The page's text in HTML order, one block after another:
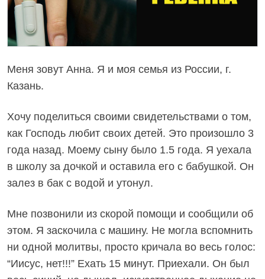
Меня зовут Анна. Я и моя семья из России, г.
Казань.
Хочу поделиться своими свидетельствами о том,
как Господь любит своих детей. Это произошло 3
года назад. Моему сыну было 1.5 года. Я уехала
в школу за дочкой и оставила его с бабушкой. Он
залез в бак с водой и утонул.
Мне позвонили из скорой помощи и сообщили об
этом. Я заскочила с машину. Не могла вспомнить
ни одной молитвы, просто кричала во весь голос:
“Иисус, нет!!!” Ехать 15 минут. Приехали. Он был